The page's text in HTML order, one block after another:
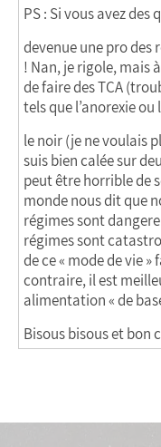
PS : Si vous avez des
devenue une pro des
! Nan, je rigole, mais
de faire des TCA
tels que l’anorexie
le noir (je ne voulais
suis bien calée sur
peut être horrible de
monde nous dit que
régimes sont
régimes sont
de ce « mode de vie »
contraire, il est
alimentation « de
Bisous bisous et bon